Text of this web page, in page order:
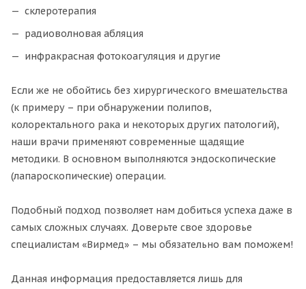
склеротерапия
радиоволновая абляция
инфракрасная фотокоагуляция и другие
Если же не обойтись без хирургического вмешательства
(к примеру – при обнаружении полипов,
колоректального рака и некоторых других патологий),
наши врачи применяют современные щадящие
методики. В основном выполняются эндоскопические
(лапароскопические) операции.
Подобный подход позволяет нам добиться успеха даже в
самых сложных случаях. Доверьте свое здоровье
специалистам «Вирмед» – мы обязательно вам поможем!
Данная информация предоставляется лишь для